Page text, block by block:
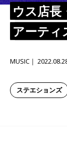
ウス店長
アーティ
ステエションズ
MUSIC